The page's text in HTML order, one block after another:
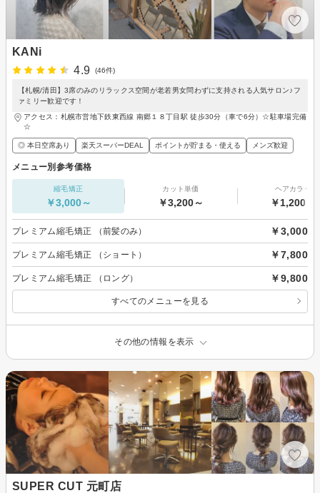
KANi
4.9
(46件)
【札幌/清田】3席のみのリラックス空間が老若男女問わずに支持される人気サロン♪フ
ァミリー歓迎です！
アクセス：札幌市営地下鉄東西線 南郷１８丁目駅 徒歩30分（車で6分）☆駐車場完備
☆
◎ 本日空席あり 楽天スーパーDEAL ポイントが貯まる・使える メンズ歓迎
メニュー別参考価格
縮毛矯正
￥3,000～
カット単価
￥3,200～
ヘアカラー
￥1,200～
プレミアム縮毛矯正 （前髪のみ） ￥3,000
プレミアム縮毛矯正 （ショート） ￥7,800
プレミアム縮毛矯正 （ロング） ￥9,800
すべてのメニューを見る
その他の情報を表示
SUPER CUT 元町店